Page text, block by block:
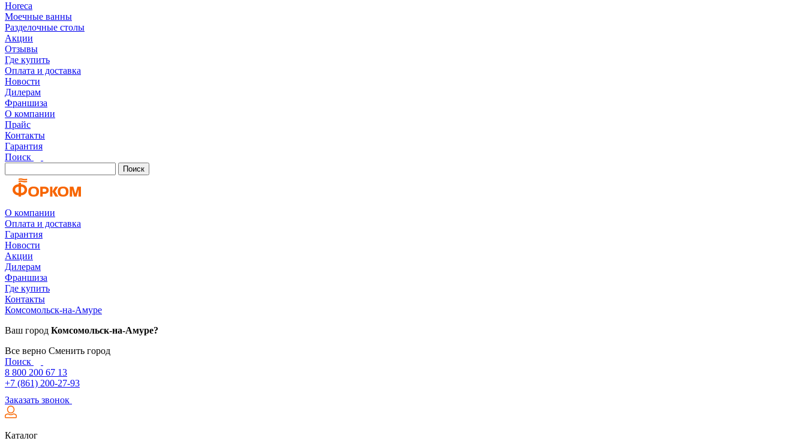
Horeca
Моечные ванны
Разделочные столы
Акции
Отзывы
Где купить
Оплата и доставка
Новости
Дилерам
Франшиза
О компании
Прайс
Контакты
Гарантия
Поиск
Поиск
О компании
Оплата и доставка
Гарантия
Новости
Акции
Дилерам
Франшиза
Где купить
Контакты
Комсомольск-на-Амуре
Ваш город Комсомольск-на-Амуре?
Все верно Сменить город
Поиск
8 800 200 67 13
+7 (861) 200-27-93
Заказать звонок
Каталог